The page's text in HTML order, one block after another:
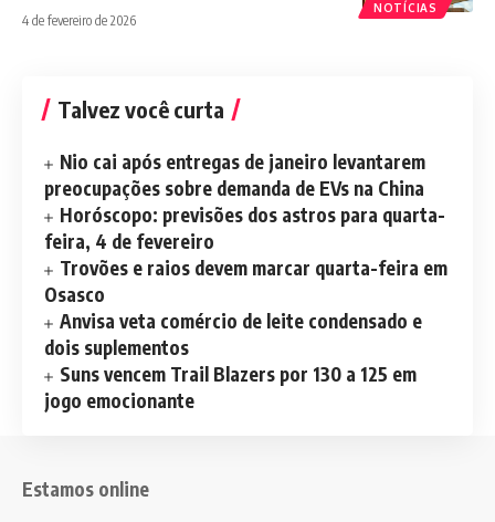
NOTÍCIAS
4 de fevereiro de 2026
Talvez você curta
Nio cai após entregas de janeiro levantarem
preocupações sobre demanda de EVs na China
Horóscopo: previsões dos astros para quarta-
feira, 4 de fevereiro
Trovões e raios devem marcar quarta-feira em
Osasco
Anvisa veta comércio de leite condensado e
dois suplementos
Suns vencem Trail Blazers por 130 a 125 em
jogo emocionante
Estamos online